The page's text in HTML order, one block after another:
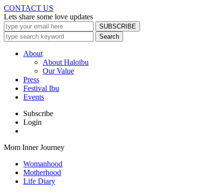
CONTACT US
Lets share some love updates
About
About Haloibu
Our Value
Press
Festival Ibu
Events
Subscribe
Login
Mom Inner Journey
Womanhood
Motherhood
Life Diary